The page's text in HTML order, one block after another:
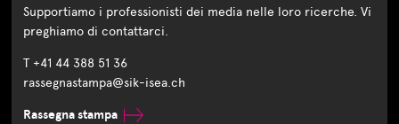
Supportiamo i professionisti dei media nelle loro ricerche. Vi
preghiamo di contattarci.
T +41 44 388 51 36
rassegnastampa@sik-isea.ch
Rassegna stampa